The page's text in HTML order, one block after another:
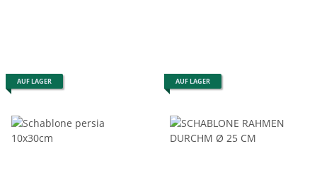
AUF LAGER AUF LAGER